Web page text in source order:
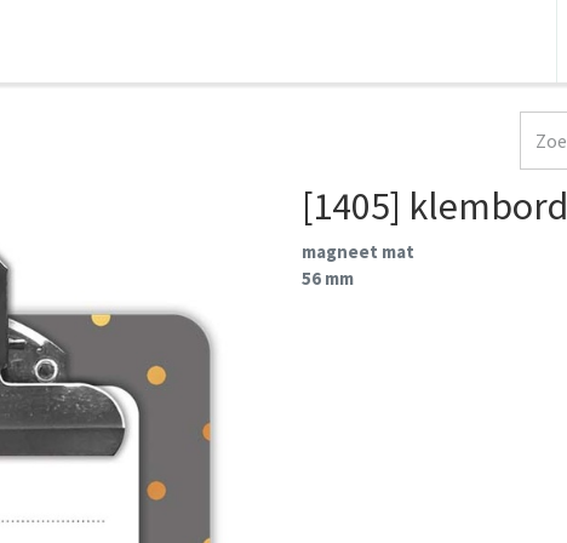
[1405] klembord
magneet mat
56 mm